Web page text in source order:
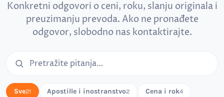
Konkretni odgovori o ceni, roku, slanju originala i
preuzimanju prevoda. Ako ne pronađete
odgovor, slobodno nas kontaktirajte.
Sve21 Apostille i inostranstvo2 Cena i rok4